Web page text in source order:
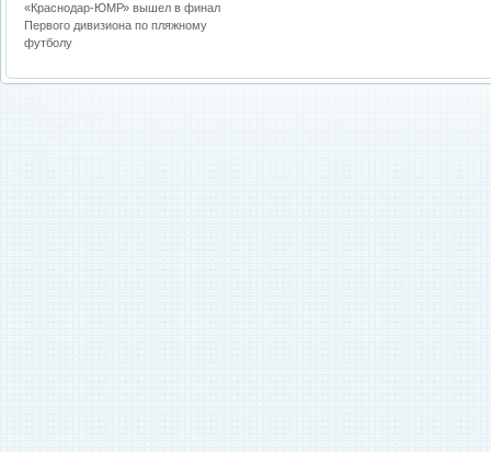
«Краснодар-ЮМР» вышел в финал
Первого дивизиона по пляжному
футболу